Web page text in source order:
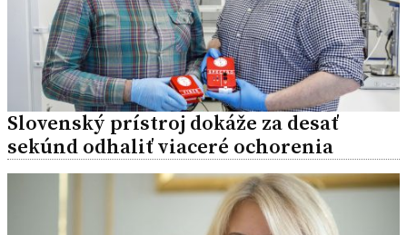
Slovenský prístroj dokáže za desať
sekúnd odhaliť viaceré ochorenia